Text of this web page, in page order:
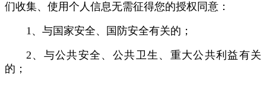
们收集、使用个人信息无需征得您的授权同意：
1、与国家安全、国防安全有关的；
2、与公共安全、公共卫生、重大公共利益有关
的；